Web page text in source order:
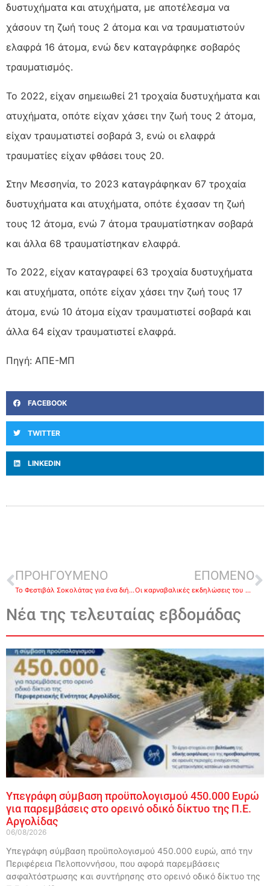
δυστυχήματα και ατυχήματα, με αποτέλεσμα να
χάσουν τη ζωή τους 2 άτομα και να τραυματιστούν
ελαφρά 16 άτομα, ενώ δεν καταγράφηκε σοβαρός
τραυματισμός.
Το 2022, είχαν σημειωθεί 21 τροχαία δυστυχήματα και
ατυχήματα, οπότε είχαν χάσει την ζωή τους 2 άτομα,
είχαν τραυματιστεί σοβαρά 3, ενώ οι ελαφρά
τραυματίες είχαν φθάσει τους 20.
Στην Μεσσηνία, το 2023 καταγράφηκαν 67 τροχαία
δυστυχήματα και ατυχήματα, οπότε έχασαν τη ζωή
τους 12 άτομα, ενώ 7 άτομα τραυματίστηκαν σοβαρά
και άλλα 68 τραυματίστηκαν ελαφρά.
Το 2022, είχαν καταγραφεί 63 τροχαία δυστυχήματα
και ατυχήματα, οπότε είχαν χάσει την ζωή τους 17
άτομα, ενώ 10 άτομα είχαν τραυματιστεί σοβαρά και
άλλα 64 είχαν τραυματιστεί ελαφρά.
Πηγή: ΑΠΕ-ΜΠ
FACEBOOK
TWITTER
LINKEDIN
ΠΡΟΗΓΟΥΜΕΝΟ
Το Φεστιβάλ Σοκολάτας για ένα διήμερο στο Ναύπλιο
ΕΠΟΜΕΝΟ
Οι καρναβαλικές εκδηλώσεις του Δήμου Ναυπλιέων
Νέα της τελευταίας εβδομάδας
Υπεγράφη σύμβαση προϋπολογισμού 450.000 Ευρώ
για παρεμβάσεις στο ορεινό οδικό δίκτυο της Π.Ε.
Αργολίδας
06/08/2026
Υπεγράφη σύμβαση προϋπολογισμού 450.000 ευρώ, από την
Περιφέρεια Πελοποννήσου, που αφορά παρεμβάσεις
ασφαλτόστρωσης και συντήρησης στο ορεινό οδικό δίκτυο της